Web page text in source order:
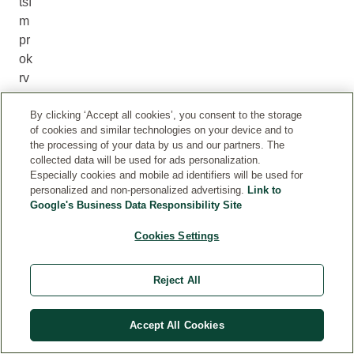
m
pr
ok
rv
en
ím
. A
ok
za
ou
By clicking ‘Accept all cookies’, you consent to the storage
of cookies and similar technologies on your device and to
the processing of your data by us and our partners. The
collected data will be used for ads personalization.
Especially cookies and mobile ad identifiers will be used for
personalized and non-personalized advertising. Link to
Google's Business Data Responsibility Site
Cookies Settings
Reject All
Accept All Cookies